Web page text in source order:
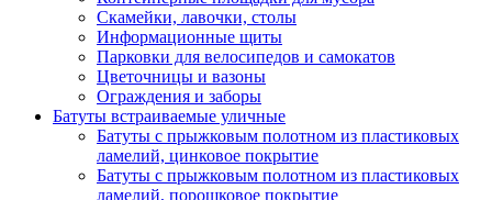
Скамейки, лавочки, столы
Информационные щиты
Парковки для велосипедов и самокатов
Цветочницы и вазоны
Ограждения и заборы
Батуты встраиваемые уличные
Батуты с прыжковым полотном из пластиковых
ламелий, цинковое покрытие
Батуты с прыжковым полотном из пластиковых
ламелий, порошковое покрытие